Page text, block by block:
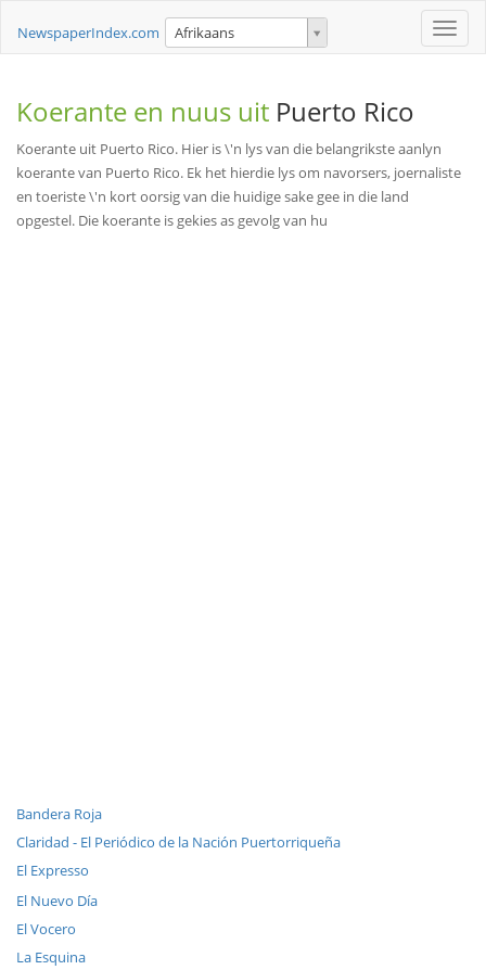
Toggle
NewspaperIndex.com Afrikaans
Koerante en nuus uit Puerto Rico
Koerante uit Puerto Rico. Hier is \'n lys van die belangrikste aanlyn
koerante van Puerto Rico. Ek het hierdie lys om navorsers, joernaliste
en toeriste \'n kort oorsig van die huidige sake gee in die land
opgestel. Die koerante is gekies as gevolg van hu
Bandera Roja
Claridad - El Periódico de la Nación Puertorriqueña
El Expresso
El Nuevo Día
El Vocero
La Esquina